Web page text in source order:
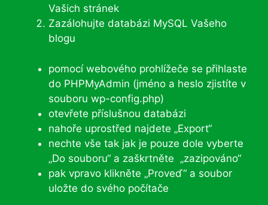
Vašich stránek
Zazálohujte databázi MySQL Vašeho
blogu
pomocí webového prohlížeče se přihlaste
do PHPMyAdmin (jméno a heslo zjistíte v
souboru wp-config.php)
otevřete příslušnou databázi
nahoře uprostřed najdete „Export“
nechte vše tak jak je pouze dole vyberte
„Do souboru“ a zaškrtněte „zazipováno“
pak vpravo klikněte „Proveď“ a soubor
uložte do svého počítače